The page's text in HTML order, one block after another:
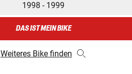
1998 - 1999
DAS IST MEIN BIKE
Weiteres Bike finden